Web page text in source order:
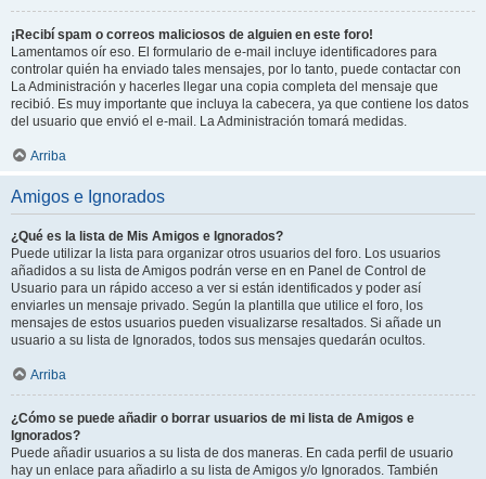
¡Recibí spam o correos maliciosos de alguien en este foro!
Lamentamos oír eso. El formulario de e-mail incluye identificadores para
controlar quién ha enviado tales mensajes, por lo tanto, puede contactar con
La Administración y hacerles llegar una copia completa del mensaje que
recibió. Es muy importante que incluya la cabecera, ya que contiene los datos
del usuario que envió el e-mail. La Administración tomará medidas.
Arriba
Amigos e Ignorados
¿Qué es la lista de Mis Amigos e Ignorados?
Puede utilizar la lista para organizar otros usuarios del foro. Los usuarios
añadidos a su lista de Amigos podrán verse en en Panel de Control de
Usuario para un rápido acceso a ver si están identificados y poder así
enviarles un mensaje privado. Según la plantilla que utilice el foro, los
mensajes de estos usuarios pueden visualizarse resaltados. Si añade un
usuario a su lista de Ignorados, todos sus mensajes quedarán ocultos.
Arriba
¿Cómo se puede añadir o borrar usuarios de mi lista de Amigos e
Ignorados?
Puede añadir usuarios a su lista de dos maneras. En cada perfil de usuario
hay un enlace para añadirlo a su lista de Amigos y/o Ignorados. También